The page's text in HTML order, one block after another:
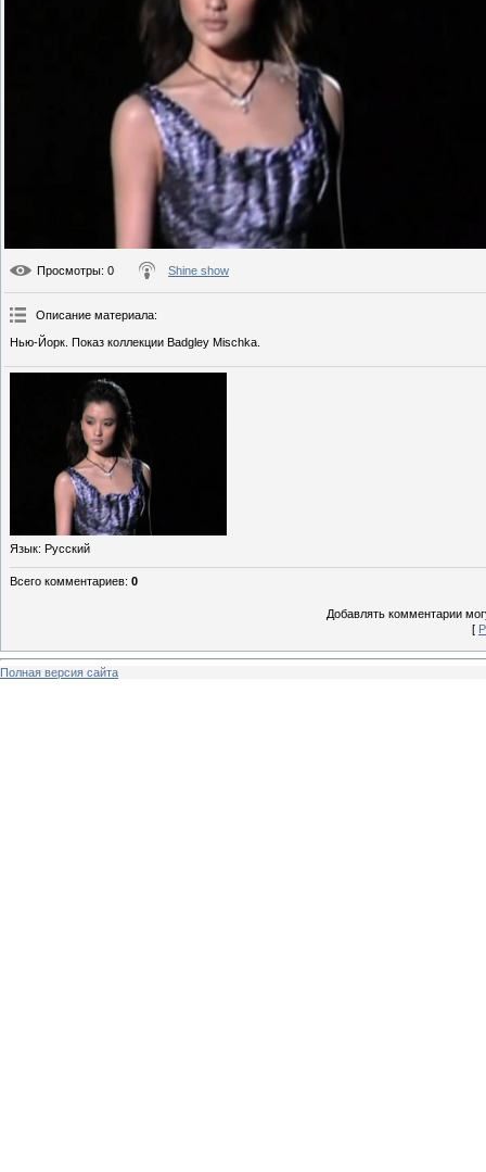
Просмотры: 0 Shine show
Описание материала:
Нью-Йорк. Показ коллекции Badgley Mischka.
Язык: Русский
Всего комментариев: 0
Добавлять комментарии
[
Полная версия сайта